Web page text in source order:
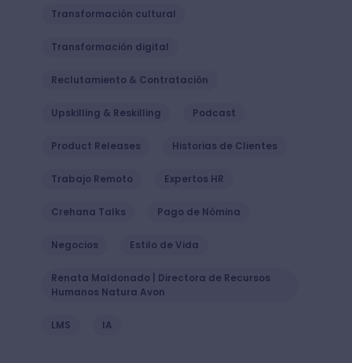
Transformación cultural
Transformación digital
Reclutamiento & Contratación
Upskilling & Reskilling Podcast
Product Releases Historias de Clientes
Trabajo Remoto Expertos HR
Crehana Talks Pago de Nómina
Negocios Estilo de Vida
Renata Maldonado | Directora de Recursos
Humanos Natura Avon
LMS IA